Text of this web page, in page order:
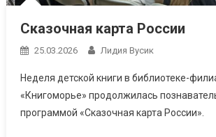
Сказочная карта России
25.03.2026 Лидия Вусик
Неделя детской книги в библиотеке-
«Книгоморье» продолжилась
программой «Сказочная карта России».